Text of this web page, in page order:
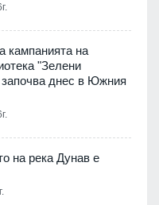
кампанията на
"Зелени
започва днес в Южния
на река Дунав е